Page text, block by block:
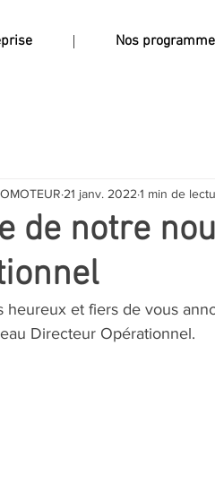
Nos
de notre
21 janv. 2022 1 min de
heureux et fiers de vous
Directeur Opérationnel.